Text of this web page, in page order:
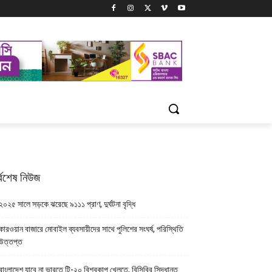
নিউজ
সালে সড়কে ঝরেছে ৯১১১ প্রাণ, দুর্ঘটনা বৃদ্ধি
বাজারে মোবাইল ব্যবসায়ীদের সাথে পুলিশের সংঘর্ষ, পরিস্থিতি
যাবে না ভারতে টি-২০ বিশ্বকাপ খেলতে, বিসিবির সিদ্ধান্ত